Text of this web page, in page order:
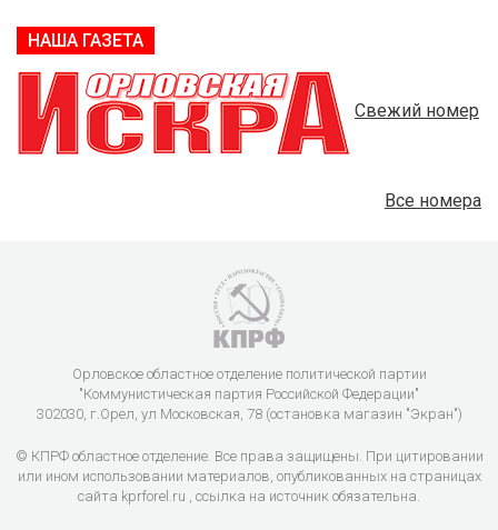
НАША ГАЗЕТА
Свежий номер
Все номера
Орловское областное отделение политической партии
"Коммунистическая партия Российской Федерации"
302030, г.Орел, ул Московская, 78 (остановка магазин "Экран")
© КПРФ областное отделение. Все права защищены. При цитировании
или ином использовании материалов, опубликованных на страницах
сайта kprforel.ru , ссылка на источник обязательна.